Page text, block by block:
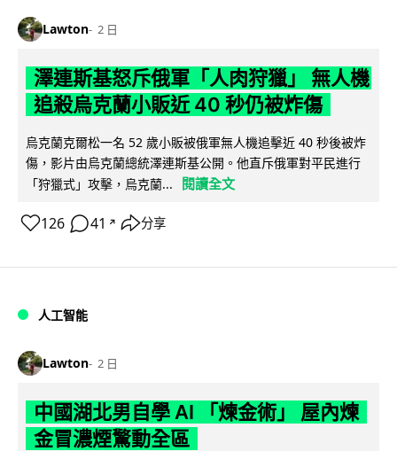
Lawton 2 日
澤連斯基怒斥俄軍「人肉狩獵」 無人機
追殺烏克蘭小販近 40 秒仍被炸傷
烏克蘭克爾松一名 52 歲小販被俄軍無人機追擊近 40 秒後被炸
傷，影片由烏克蘭總統澤連斯基公開。他直斥俄軍對平民進行
「狩獵式」攻擊，烏克蘭...
閱讀全文
126 41 ↗ 分享
人工智能
Lawton 2 日
中國湖北男自學 AI 「煉金術」 屋內煉
金冒濃煙驚動全區